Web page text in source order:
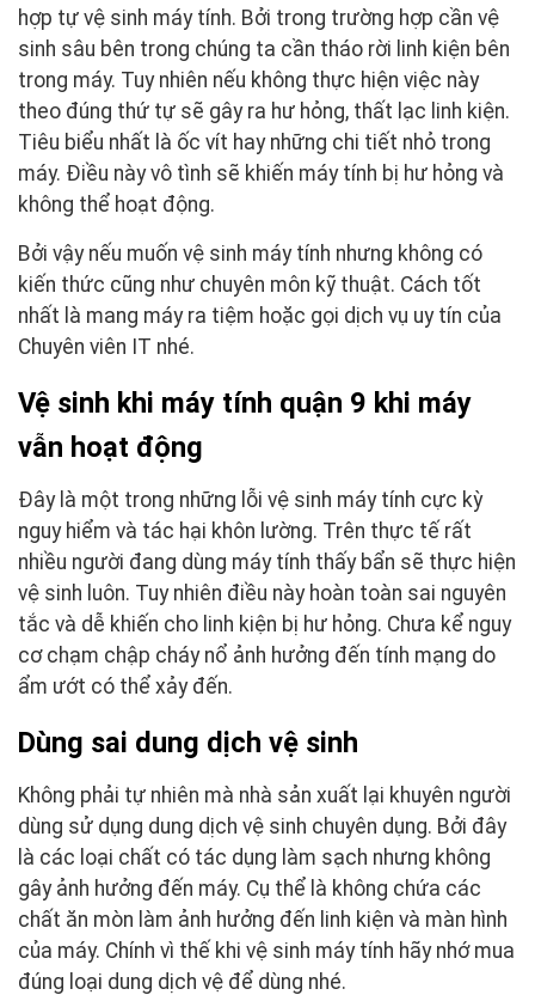
hợp tự vệ sinh máy tính. Bởi trong trường hợp cần vệ
sinh sâu bên trong chúng ta cần tháo rời linh kiện bên
trong máy. Tuy nhiên nếu không thực hiện việc này
theo đúng thứ tự sẽ gây ra hư hỏng, thất lạc linh kiện.
Tiêu biểu nhất là ốc vít hay những chi tiết nhỏ trong
máy. Điều này vô tình sẽ khiến máy tính bị hư hỏng và
không thể hoạt động.
Bởi vậy nếu muốn vệ sinh máy tính nhưng không có
kiến thức cũng như chuyên môn kỹ thuật. Cách tốt
nhất là mang máy ra tiệm hoặc gọi dịch vụ uy tín của
Chuyên viên IT nhé.
Vệ sinh khi máy tính quận 9 khi máy
vẫn hoạt động
Đây là một trong những lỗi vệ sinh máy tính cực kỳ
nguy hiểm và tác hại khôn lường. Trên thực tế rất
nhiều người đang dùng máy tính thấy bẩn sẽ thực hiện
vệ sinh luôn. Tuy nhiên điều này hoàn toàn sai nguyên
tắc và dễ khiến cho linh kiện bị hư hỏng. Chưa kể nguy
cơ chạm chập cháy nổ ảnh hưởng đến tính mạng do
ẩm ướt có thể xảy đến.
Dùng sai dung dịch vệ sinh
Không phải tự nhiên mà nhà sản xuất lại khuyên người
dùng sử dụng dung dịch vệ sinh chuyên dụng. Bởi đây
là các loại chất có tác dụng làm sạch nhưng không
gây ảnh hưởng đến máy. Cụ thể là không chứa các
chất ăn mòn làm ảnh hưởng đến linh kiện và màn hình
của máy. Chính vì thế khi vệ sinh máy tính hãy nhớ mua
đúng loại dung dịch vệ để dùng nhé.